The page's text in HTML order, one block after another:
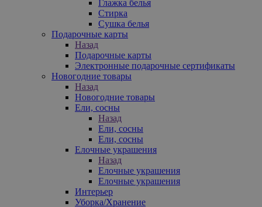
Глажка белья
Стирка
Сушка белья
Подарочные карты
Назад
Подарочные карты
Электронные подарочные сертификаты
Новогодние товары
Назад
Новогодние товары
Ели, сосны
Назад
Ели, сосны
Ели, сосны
Елочные украшения
Назад
Елочные украшения
Елочные украшения
Интерьер
Уборка/Хранение